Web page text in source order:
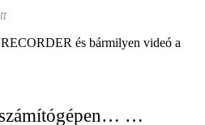
és bármilyen videó a
…